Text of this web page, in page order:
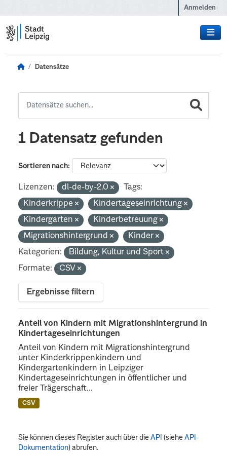
Anmelden
Datensätze
1 Datensatz gefunden
Sortieren nach
Lizenzen: dl-de-by-2.0
Tags:
Kinderkrippe
Kindertageseinrichtung
Kindergarten
Kinderbetreuung
Migrationshintergrund
Kinder
Kategorien:
Bildung, Kultur und Sport
Formate:
CSV
Ergebnisse filtern
Anteil von Kindern mit Migrationshintergrund in
Kindertageseinrichtungen
Anteil von Kindern mit Migrationshintergrund
unter Kinderkrippenkindern und
Kindergartenkindern in Leipziger
Kindertageseinrichtungen in öffentlicher und
freier Trägerschaft...
CSV
Sie können dieses Register auch über dieAPI (sieheAPI-
Dokumentation) abrufen.